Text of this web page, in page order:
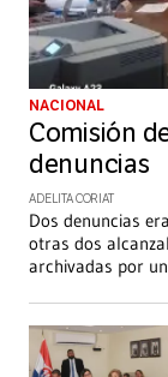
NACIONAL
Comisión
denuncias
ADELITA CORIAT
Dos denuncias
otras dos
archivadas por